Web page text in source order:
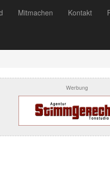
Mitmachen Kontakt
Werbung